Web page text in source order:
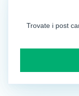
Trovate i post